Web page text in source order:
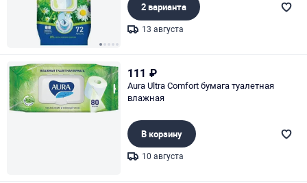
2 варианта
13 августа
111 ₽
Aura Ultra Comfort бумага туалетная
влажная
В корзину
10 августа